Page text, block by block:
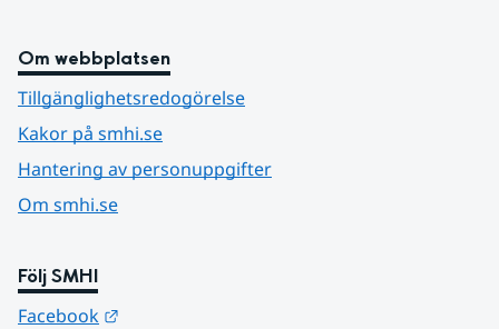
Om webbplatsen
Tillgänglighetsredogörelse
Kakor på smhi.se
Hantering av personuppgifter
Om smhi.se
Följ SMHI
Facebook